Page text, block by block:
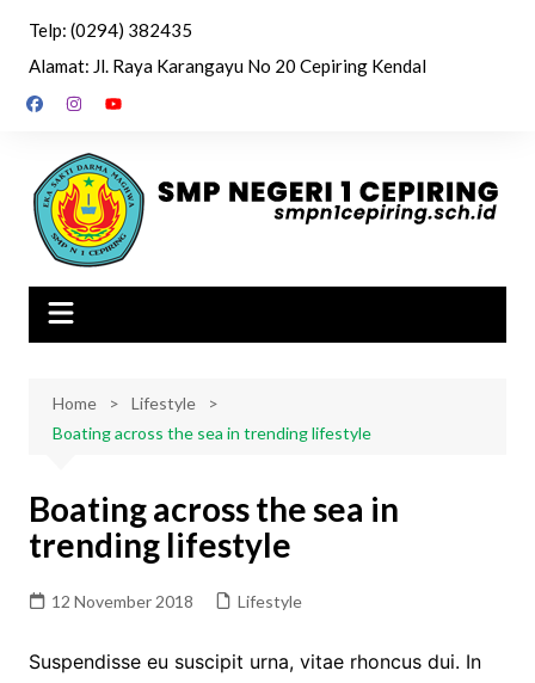
content
Telp: (0294) 382435
Alamat: Jl. Raya Karangayu No 20 Cepiring Kendal
Home
Lifestyle
Boating across the sea in trending lifestyle
Boating across the sea in
trending lifestyle
12 November 2018 Lifestyle
Suspendisse eu suscipit urna, vitae rhoncus dui. In